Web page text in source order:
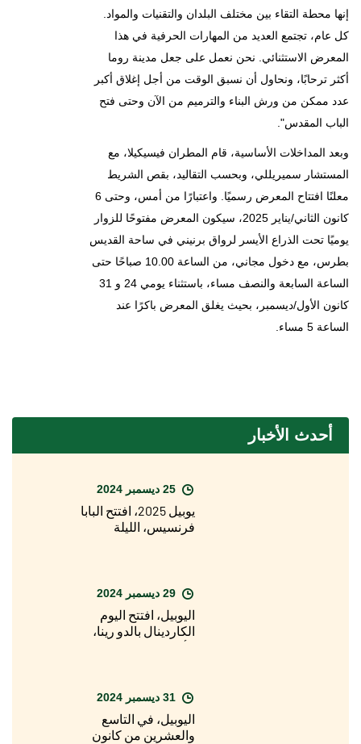
إنها محطة التقاء بين مختلف البلدان والتقنيات والمواد.
كل عام، تجتمع العديد من المهارات الحرفية في هذا
المعرض الاستثنائي. نحن نعمل على جعل مدينة روما
أكثر ترحابًا، ونحاول أن نسبق الوقت من أجل إغلاق أكبر
عدد ممكن من ورش البناء والترميم من الآن وحتى فتح
الباب المقدس".
وبعد المداخلات الأساسية، قام المطران فيسيكيلا، مع
المستشار سميريللي، وبحسب التقاليد، بقص الشريط
معلنًا افتتاح المعرض رسميًا. واعتبارًا من أمس، وحتى 6
كانون الثاني/يناير 2025، سيكون المعرض مفتوحًا للزوار
يوميًا تحت الذراع الأيسر لرواق برنيني في ساحة القديس
بطرس، مع دخول مجاني، من الساعة 10.00 صباحًا حتى
الساعة السابعة والنصف مساء، باستثناء يومي 24 و 31
كانون الأول/ديسمبر، بحيث يغلق المعرض باكرًا عند
الساعة 5 مساء.
أحدث الأخبار
يوبيل 2025، افتتح البابا
فرنسيس، الليلة
اليوبيل، افتتح اليوم
الكاردينال بالدو رينا،
الأسقف المعاون
القديس يوحنا في
اللاتران
اليوبيل، في التاسع
والعشرين من كانون